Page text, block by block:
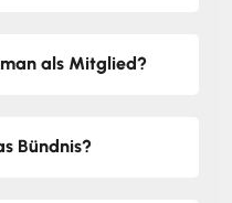
als Mitglied?
Bündnis?